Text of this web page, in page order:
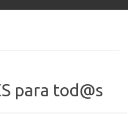
para tod@s